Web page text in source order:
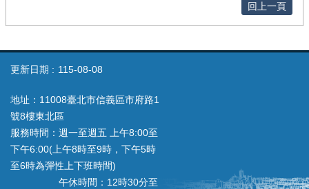
回上一頁
更新日期 115-08-08
地址：11008臺北市信義區市府路1
號8樓東北區
服務時間：週一至週五 上午8:00至
下午6:00(上午8時至9時，下午5時
至6時為彈性上下班時間)
午休時間：12時30分至